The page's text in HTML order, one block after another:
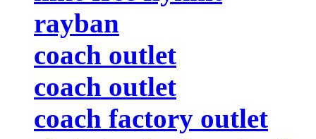
rayban
coach outlet
coach outlet
coach factory outlet